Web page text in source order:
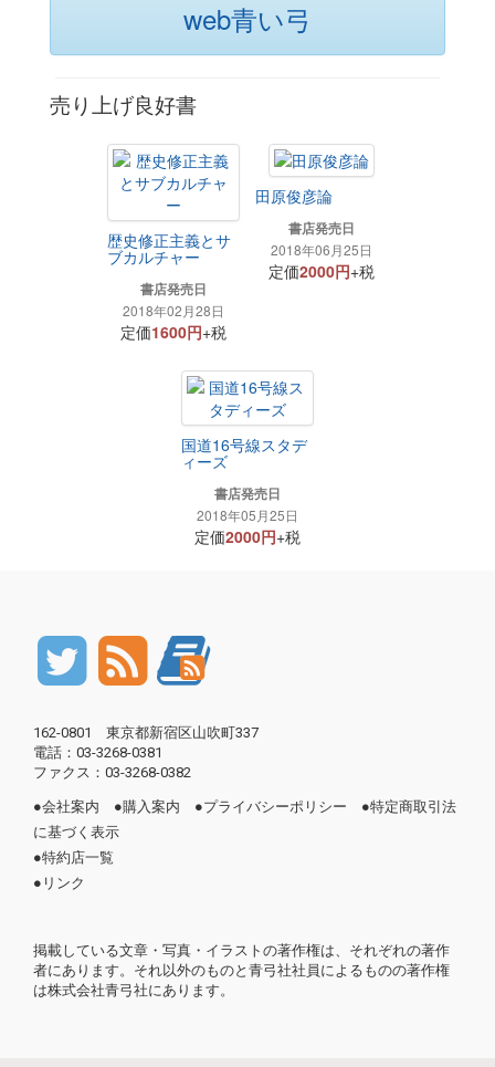
web青い弓
売り上げ良好書
歴史修正主義とサ
ブカルチャー
書店発売日
2018年02月28日
定価1600円+税
田原俊彦論
書店発売日
2018年06月25日
定価2000円+税
国道16号線スタデ
ィーズ
書店発売日
2018年05月25日
定価2000円+税
162-0801 東京都新宿区山吹町337
電話：03-3268-0381
ファクス：03-3268-0382
●会社案内 ●購入案内 ●プライバシーポリシー ●特定商取引法
に基づく表示
●特約店一覧
● リンク
掲載している文章・写真・イラストの著作権は、それぞれの著作
者にあります。それ以外のものと青弓社社員によるものの著作権
は株式会社青弓社にあります。